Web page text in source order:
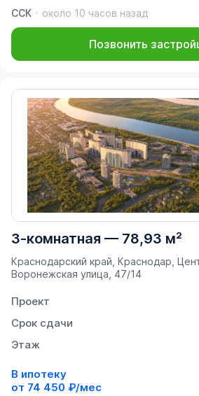
ССК
около 10 часов назад
Позвонить
3-комнатная — 78,93 м²
Краснодарский край, Краснодар,
Воронежская улица, 47/14
Проект
Срок сдачи
Этаж
В ипотеку
от 74 450 ₽/мес